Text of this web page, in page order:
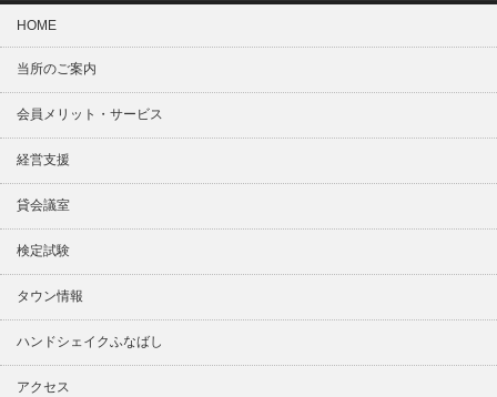
HOME
当所のご案内
会員メリット・サービス
経営支援
貸会議室
検定試験
タウン情報
ハンドシェイクふなばし
アクセス